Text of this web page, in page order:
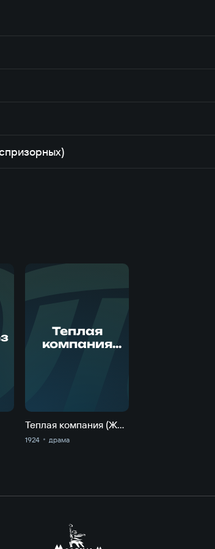
Теплая
компания
Теплая компания (Жизнь беспризорных)
1924 драма